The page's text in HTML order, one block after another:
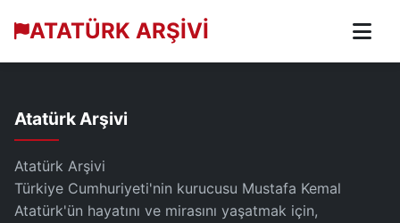
ATATÜRK ARŞİVİ
Atatürk Arşivi
Atatürk Arşivi
Türkiye Cumhuriyeti'nin kurucusu Mustafa Kemal
Atatürk'ün hayatını ve mirasını yaşatmak için,